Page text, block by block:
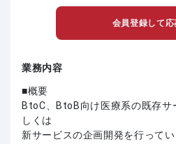
会員登録して応
業務内容
■概要
BtoC、BtoB向け医療系の既存サ
しくは
新サービスの企画開発を行ってい